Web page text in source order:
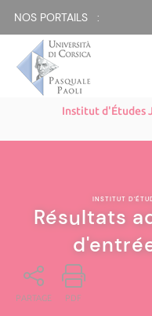
NOS PORTAILS :
Institut d'Études
INSTITUT
Résultats
PARTAGE PDF